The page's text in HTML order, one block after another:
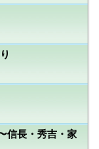
信長・秀吉・家